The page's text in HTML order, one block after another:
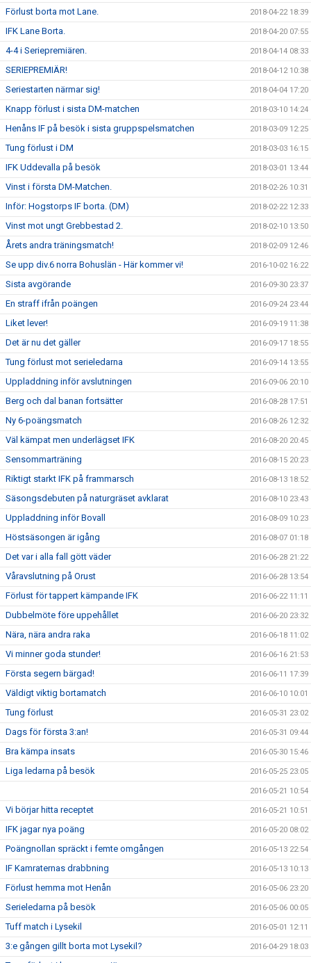
Förlust borta mot Lane. 2018-04-22 18:39
IFK Lane Borta. 2018-04-20 07:55
4-4 i Seriepremiären. 2018-04-14 08:33
SERIEPREMIÄR! 2018-04-12 10:38
Seriestarten närmar sig! 2018-04-04 17:20
Knapp förlust i sista DM-matchen 2018-03-10 14:24
Henåns IF på besök i sista gruppspelsmatchen 2018-03-09 12:25
Tung förlust i DM 2018-03-03 16:15
IFK Uddevalla på besök 2018-03-01 13:44
Vinst i första DM-Matchen. 2018-02-26 10:31
Inför: Hogstorps IF borta. (DM) 2018-02-22 12:33
Vinst mot ungt Grebbestad 2. 2018-02-10 13:50
Årets andra träningsmatch! 2018-02-09 12:46
Se upp div.6 norra Bohuslän - Här kommer vi! 2016-10-02 16:22
Sista avgörande 2016-09-30 23:37
En straff ifrån poängen 2016-09-24 23:44
Liket lever! 2016-09-19 11:38
Det är nu det gäller 2016-09-17 18:55
Tung förlust mot serieledarna 2016-09-14 13:55
Uppladdning inför avslutningen 2016-09-06 20:10
Berg och dal banan fortsätter 2016-08-28 17:51
Ny 6-poängsmatch 2016-08-26 12:32
Väl kämpat men underlägset IFK 2016-08-20 20:45
Sensommarträning 2016-08-15 20:23
Riktigt starkt IFK på frammarsch 2016-08-13 18:52
Säsongsdebuten på naturgräset avklarat 2016-08-10 23:43
Uppladdning inför Bovall 2016-08-09 10:23
Höstsäsongen är igång 2016-08-07 01:18
Det var i alla fall gött väder 2016-06-28 21:22
Våravslutning på Orust 2016-06-28 13:54
Förlust för tappert kämpande IFK 2016-06-22 11:11
Dubbelmöte före uppehållet 2016-06-20 23:32
Nära, nära andra raka 2016-06-18 11:02
Vi minner goda stunder! 2016-06-16 21:53
Första segern bärgad! 2016-06-11 17:39
Väldigt viktig bortamatch 2016-06-10 10:01
Tung förlust 2016-05-31 23:02
Dags för första 3:an! 2016-05-31 09:44
Bra kämpa insats 2016-05-30 15:46
Liga ledarna på besök 2016-05-25 23:05
2016-05-21 10:54
Vi börjar hitta receptet 2016-05-21 10:51
IFK jagar nya poäng 2016-05-20 08:02
Poängnollan spräckt i femte omgången 2016-05-13 22:54
IF Kamraternas drabbning 2016-05-13 10:13
Förlust hemma mot Henån 2016-05-06 23:20
Serieledarna på besök 2016-05-06 00:05
Tuff match i Lysekil 2016-05-01 12:11
3:e gången gillt borta mot Lysekil? 2016-04-29 18:03